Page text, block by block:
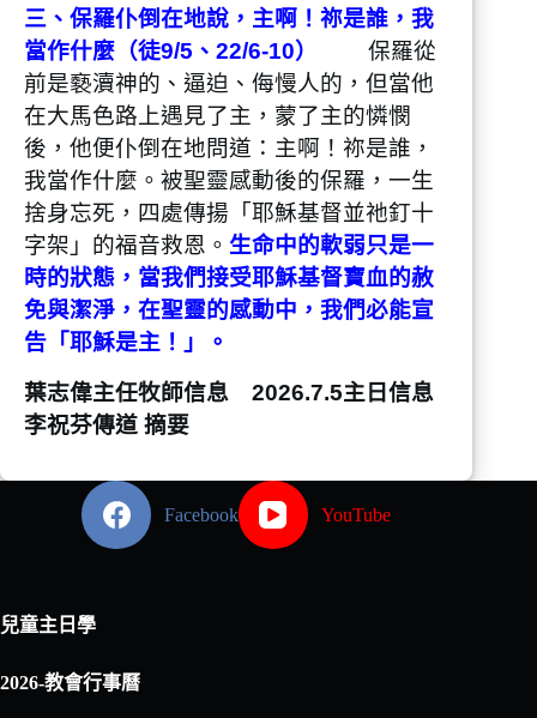
三、保羅仆倒在地說，主啊！祢是誰，我
當作什麼（徒9/5、22/6-10）
保羅從
前是褻瀆神的、逼迫、侮慢人的，但當他
在大馬色路上遇見了主，蒙了主的憐憫
後，他便仆倒在地問道：主啊！祢是誰，
我當作什麼。被聖靈感動後的保羅，一生
捨身忘死，四處傳揚「耶穌基督並祂釘十
字架」的福音救恩。 生命中的軟弱只是一
時的狀態，當我們接受耶穌基督寶血的赦
免與潔淨，在聖靈的感動中，我們必能宣
告「耶穌是主！」。
葉志偉主任牧師信息 2026.7.5主日信息
李祝芬傳道 摘要
Facebook YouTube
兒童主日學
2026-教會行事曆